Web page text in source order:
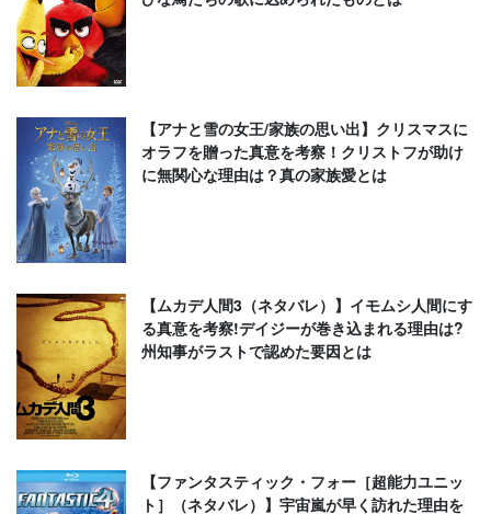
【アナと雪の女王/家族の思い出】クリスマスに
オラフを贈った真意を考察！クリストフが助け
に無関心な理由は？真の家族愛とは
【ムカデ人間3（ネタバレ）】イモムシ人間にす
る真意を考察!デイジーが巻き込まれる理由は?
州知事がラストで認めた要因とは
【ファンタスティック・フォー［超能力ユニッ
ト］（ネタバレ）】宇宙嵐が早く訪れた理由を